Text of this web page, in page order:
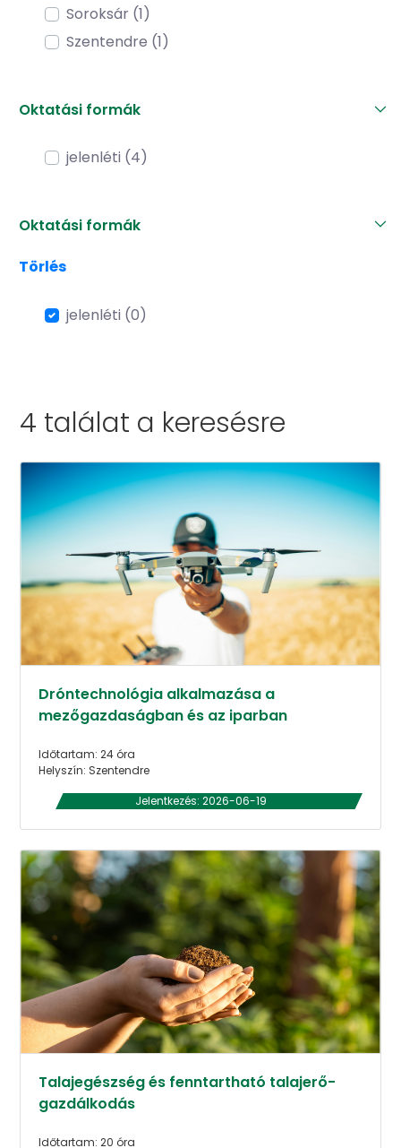
Soroksár (1)
Szentendre (1)
Oktatási formák
jelenléti (4)
Oktatási formák
Törlés
jelenléti (0)
4 találat a keresésre
Dróntechnológia alkalmazása a
mezőgazdaságban és az iparban
Időtartam: 24 óra
Helyszín: Szentendre
Jelentkezés: 2026-06-19
Talajegészség és fenntartható talajerő-
gazdálkodás
Időtartam: 20 óra